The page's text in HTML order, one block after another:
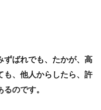
ずばれでも、たかが、高
も、他人からしたら、許
のです。